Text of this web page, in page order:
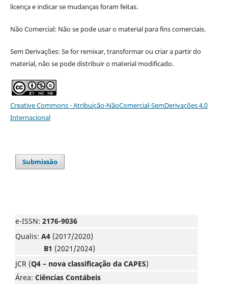
licença e indicar se mudanças foram feitas.
Não Comercial: Não se pode usar o material para fins comerciais.
Sem Derivações: Se for remixar, transformar ou criar a partir do
material, não se pode distribuir o material modificado.
Creative Commons - Atribuição-NãoComercial-SemDerivações 4.0
Internacional
Submissão
e-ISSN: 2176-9036
Qualis: A4 (2017/2020)
B1 (2021/2024)
JCR (Q4 – nova classificação da CAPES)
Área: Ciências Contábeis